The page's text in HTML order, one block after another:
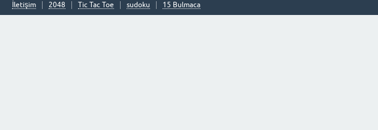
İletişim 2048 Tic Tac Toe sudoku 15 Bulmaca